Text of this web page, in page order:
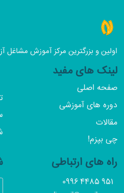
اولین و بزرگترین مرکز آموزش مشاغل
لینک های مفید
صفحه اصلی
دوره های آموزشی
مقالات
چی بپزم!
راه های ارتباطی
951 4485 0996